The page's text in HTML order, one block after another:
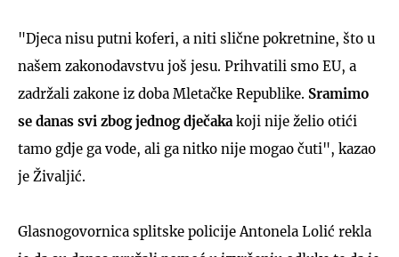
"Djeca nisu putni koferi, a niti slične pokretnine, što u
našem zakonodavstvu još jesu. Prihvatili smo EU, a
zadržali zakone iz doba Mletačke Republike. Sramimo
se danas svi zbog jednog dječaka koji nije želio otići
tamo gdje ga vode, ali ga nitko nije mogao čuti", kazao
je Živaljić.
Glasnogovornica splitske policije Antonela Lolić rekla